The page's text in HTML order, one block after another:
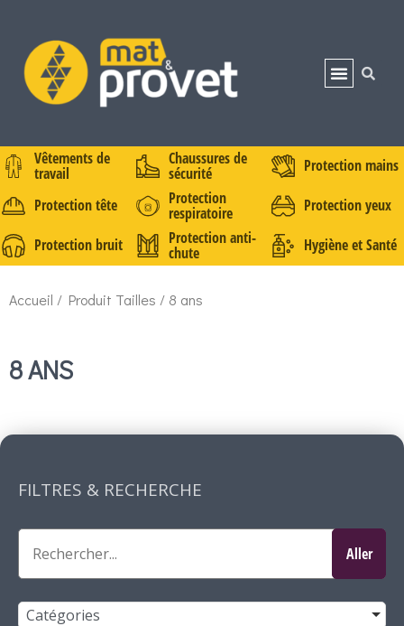
Vêtements de
travail
Chaussures de
sécurité
Protection mains
Protection tête
Protection
respiratoire
Protection yeux
Protection bruit
Protection anti-
chute Hygiène et Santé
Accueil / Produit Tailles / 8 ans
8 ANS
FILTRES & RECHERCHE
Catégories